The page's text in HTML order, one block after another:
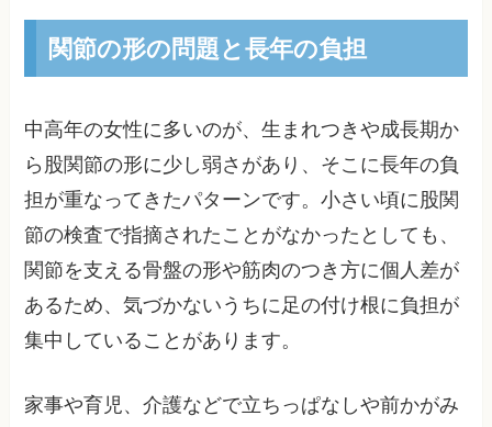
関節の形の問題と長年の負担
中高年の女性に多いのが、生まれつきや成長期か
ら股関節の形に少し弱さがあり、そこに長年の負
担が重なってきたパターンです。小さい頃に股関
節の検査で指摘されたことがなかったとしても、
関節を支える骨盤の形や筋肉のつき方に個人差が
あるため、気づかないうちに足の付け根に負担が
集中していることがあります。
家事や育児、介護などで立ちっぱなしや前かがみ